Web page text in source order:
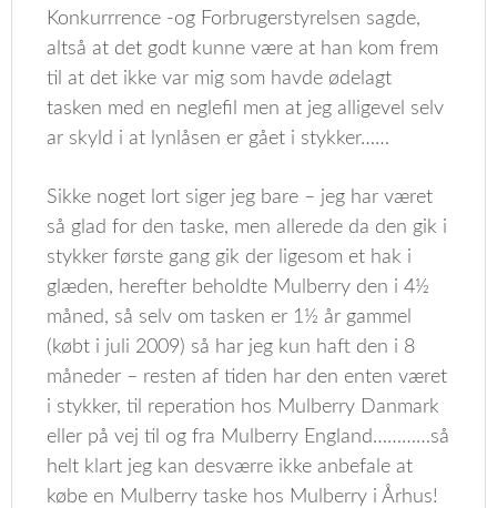
Konkurrrence -og Forbrugerstyrelsen sagde,
altså at det godt kunne være at han kom frem
til at det ikke var mig som havde ødelagt
tasken med en neglefil men at jeg alligevel selv
ar skyld i at lynlåsen er gået i stykker……
Sikke noget lort siger jeg bare – jeg har været
så glad for den taske, men allerede da den gik i
stykker første gang gik der ligesom et hak i
glæden, herefter beholdte Mulberry den i 4½
måned, så selv om tasken er 1½ år gammel
(købt i juli 2009) så har jeg kun haft den i 8
måneder – resten af tiden har den enten været
i stykker, til reperation hos Mulberry Danmark
eller på vej til og fra Mulberry England…………så
helt klart jeg kan desværre ikke anbefale at
købe en Mulberry taske hos Mulberry i Århus!